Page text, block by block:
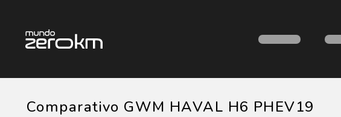
Comparativo GWM HAVAL H6 PHEV19